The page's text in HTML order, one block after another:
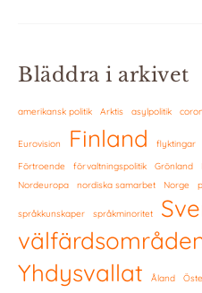
Bläddra i arkivet
amerikansk politik Arktis asylpolitik
Eurovision Finland flyktingar
Förtroende
förvaltningspolitik Grönland
Nordeuropa
nordiska samarbet Norge
språkkunskaper språkminoritet
Yhdysvallat Åland